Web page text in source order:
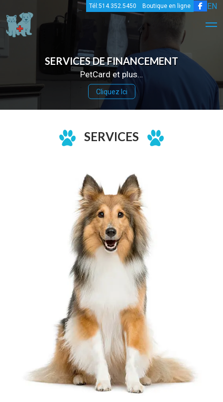
Tél:514.352.5450 Boutique en ligne EN
SERVICES DE FINANCEMENT
PetCard et plus…
Cliquez Ici
SERVICES